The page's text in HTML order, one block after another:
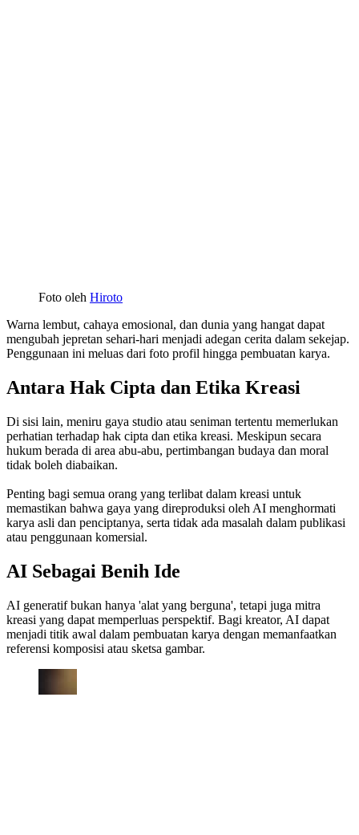
Foto oleh Hiroto
Warna lembut, cahaya emosional, dan dunia yang hangat dapat
mengubah jepretan sehari-hari menjadi adegan cerita dalam sekejap.
Penggunaan ini meluas dari foto profil hingga pembuatan karya.
Antara Hak Cipta dan Etika Kreasi
Di sisi lain, meniru gaya studio atau seniman tertentu memerlukan
perhatian terhadap hak cipta dan etika kreasi. Meskipun secara
hukum berada di area abu-abu, pertimbangan budaya dan moral
tidak boleh diabaikan.
Penting bagi semua orang yang terlibat dalam kreasi untuk
memastikan bahwa gaya yang direproduksi oleh AI menghormati
karya asli dan penciptanya, serta tidak ada masalah dalam publikasi
atau penggunaan komersial.
AI Sebagai Benih Ide
AI generatif bukan hanya 'alat yang berguna', tetapi juga mitra
kreasi yang dapat memperluas perspektif. Bagi kreator, AI dapat
menjadi titik awal dalam pembuatan karya dengan memanfaatkan
referensi komposisi atau sketsa gambar.